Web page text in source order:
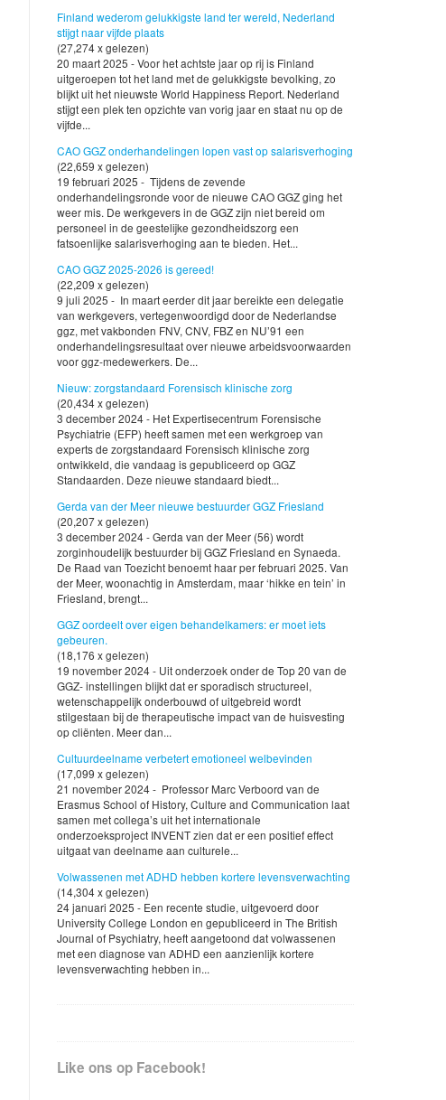
Finland wederom gelukkigste land ter wereld, Nederland
stijgt naar vijfde plaats
(27,274 x gelezen)
20 maart 2025 - Voor het achtste jaar op rij is Finland
uitgeroepen tot het land met de gelukkigste bevolking, zo
blijkt uit het nieuwste World Happiness Report. Nederland
stijgt een plek ten opzichte van vorig jaar en staat nu op de
vijfde...
CAO GGZ onderhandelingen lopen vast op salarisverhoging
(22,659 x gelezen)
19 februari 2025 - Tijdens de zevende
onderhandelingsronde voor de nieuwe CAO GGZ ging het
weer mis. De werkgevers in de GGZ zijn niet bereid om
personeel in de geestelijke gezondheidszorg een
fatsoenlijke salarisverhoging aan te bieden. Het...
CAO GGZ 2025-2026 is gereed!
(22,209 x gelezen)
9 juli 2025 - In maart eerder dit jaar bereikte een delegatie
van werkgevers, vertegenwoordigd door de Nederlandse
ggz, met vakbonden FNV, CNV, FBZ en NU’91 een
onderhandelingsresultaat over nieuwe arbeidsvoorwaarden
voor ggz-medewerkers. De...
Nieuw: zorgstandaard Forensisch klinische zorg
(20,434 x gelezen)
3 december 2024 - Het Expertisecentrum Forensische
Psychiatrie (EFP) heeft samen met een werkgroep van
experts de zorgstandaard Forensisch klinische zorg
ontwikkeld, die vandaag is gepubliceerd op GGZ
Standaarden. Deze nieuwe standaard biedt...
Gerda van der Meer nieuwe bestuurder GGZ Friesland
(20,207 x gelezen)
3 december 2024 - Gerda van der Meer (56) wordt
zorginhoudelijk bestuurder bij GGZ Friesland en Synaeda.
De Raad van Toezicht benoemt haar per februari 2025. Van
der Meer, woonachtig in Amsterdam, maar ‘hikke en tein’ in
Friesland, brengt...
GGZ oordeelt over eigen behandelkamers: er moet iets
gebeuren.
(18,176 x gelezen)
19 november 2024 - Uit onderzoek onder de Top 20 van de
GGZ- instellingen blijkt dat er sporadisch structureel,
wetenschappelijk onderbouwd of uitgebreid wordt
stilgestaan bij de therapeutische impact van de huisvesting
op cliënten. Meer dan...
Cultuurdeelname verbetert emotioneel welbevinden
(17,099 x gelezen)
21 november 2024 - Professor Marc Verboord van de
Erasmus School of History, Culture and Communication laat
samen met collega’s uit het internationale
onderzoeksproject INVENT zien dat er een positief effect
uitgaat van deelname aan culturele...
Volwassenen met ADHD hebben kortere levensverwachting
(14,304 x gelezen)
24 januari 2025 - Een recente studie, uitgevoerd door
University College London en gepubliceerd in The British
Journal of Psychiatry, heeft aangetoond dat volwassenen
met een diagnose van ADHD een aanzienlijk kortere
levensverwachting hebben in...
Like ons op Facebook!